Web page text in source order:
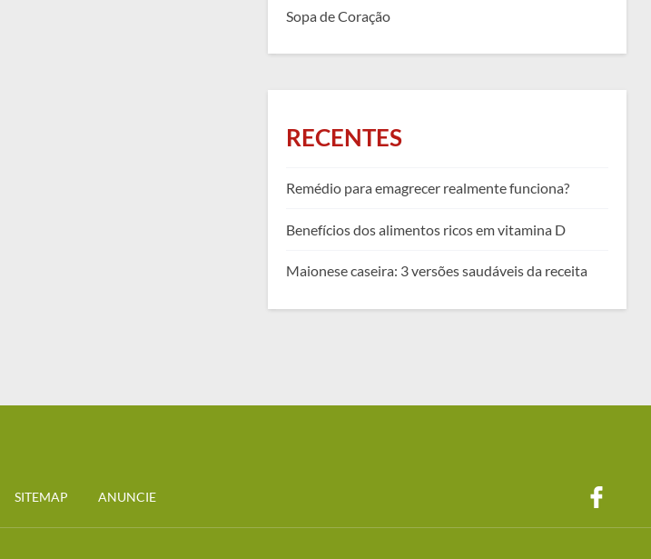
Sopa de Coração
RECENTES
Remédio para emagrecer realmente funciona?
Benefícios dos alimentos ricos em vitamina D
Maionese caseira: 3 versões saudáveis da receita
SITEMAP ANUNCIE